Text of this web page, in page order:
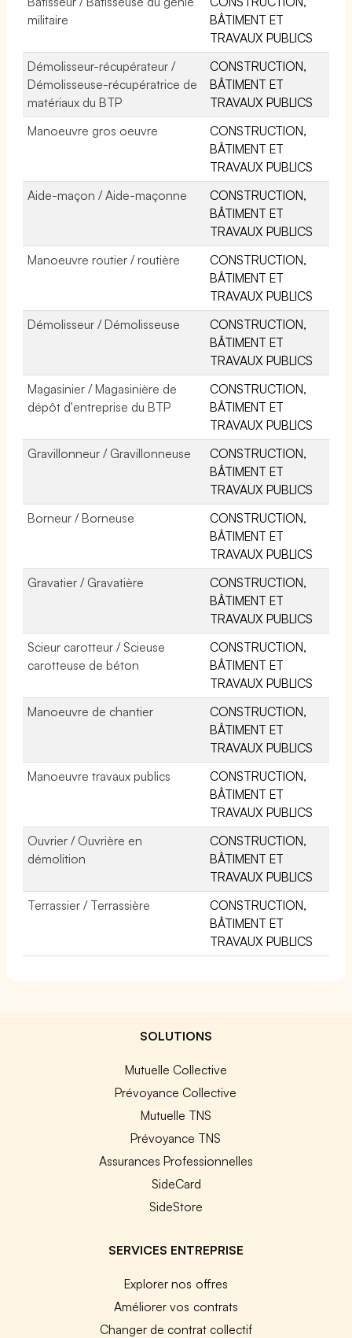
militaire
BÂTIMENT ET
TRAVAUX PUBLICS
Démolisseur-récupérateur /
Démolisseuse-récupératrice de
matériaux du BTP
CONSTRUCTION,
BÂTIMENT ET
TRAVAUX PUBLICS
Manoeuvre gros oeuvre
CONSTRUCTION,
BÂTIMENT ET
TRAVAUX PUBLICS
Aide-maçon / Aide-maçonne
CONSTRUCTION,
BÂTIMENT ET
TRAVAUX PUBLICS
Manoeuvre routier / routière
CONSTRUCTION,
BÂTIMENT ET
TRAVAUX PUBLICS
Démolisseur / Démolisseuse
CONSTRUCTION,
BÂTIMENT ET
TRAVAUX PUBLICS
Magasinier / Magasinière de
dépôt d'entreprise du BTP
CONSTRUCTION,
BÂTIMENT ET
TRAVAUX PUBLICS
Gravillonneur / Gravillonneuse
CONSTRUCTION,
BÂTIMENT ET
TRAVAUX PUBLICS
Borneur / Borneuse
CONSTRUCTION,
BÂTIMENT ET
TRAVAUX PUBLICS
Gravatier / Gravatière
CONSTRUCTION,
BÂTIMENT ET
TRAVAUX PUBLICS
Scieur carotteur / Scieuse
carotteuse de béton
CONSTRUCTION,
BÂTIMENT ET
TRAVAUX PUBLICS
Manoeuvre de chantier
CONSTRUCTION,
BÂTIMENT ET
TRAVAUX PUBLICS
Manoeuvre travaux publics
CONSTRUCTION,
BÂTIMENT ET
TRAVAUX PUBLICS
Ouvrier / Ouvrière en
démolition
CONSTRUCTION,
BÂTIMENT ET
TRAVAUX PUBLICS
Terrassier / Terrassière
CONSTRUCTION,
BÂTIMENT ET
TRAVAUX PUBLICS
SOLUTIONS
Mutuelle Collective
Prévoyance Collective
Mutuelle TNS
Prévoyance TNS
Assurances Professionnelles
SideCard
SideStore
SERVICES ENTREPRISE
Explorer nos offres
Améliorer vos contrats
Changer de contrat collectif